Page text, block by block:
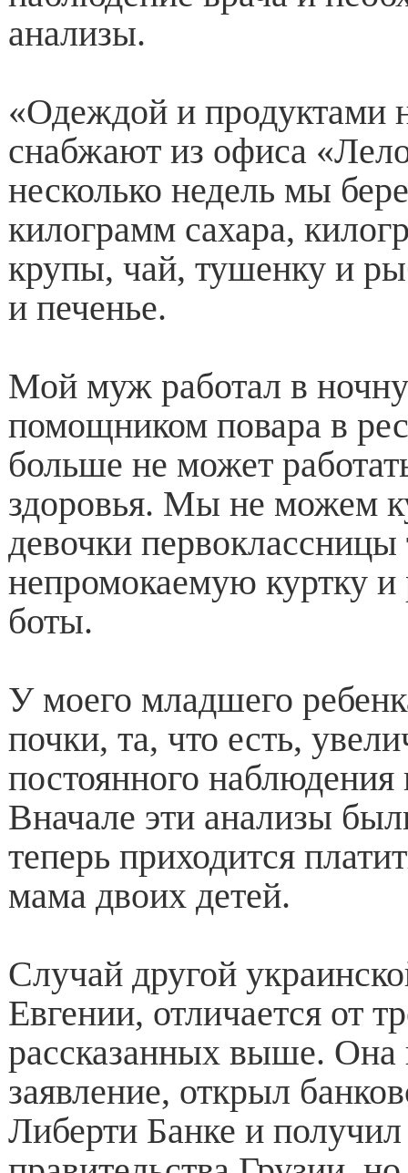
анализы.
«Одеждой и продуктами
снабжают из офиса
несколько недель мы
килограмм сахара,
крупы, чай, тушенку и
и печенье.
Мой муж работал в
помощником повара в
больше не может
здоровья. Мы не можем
девочки
непромокаемую куртку и
боты.
У моего младшего
почки, та, что есть,
постоянного наблюдения
Вначале эти анализы
теперь приходится
мама двоих детей.
Случай другой
Евгении, отличается от
рассказанных выше. Она
заявление, открыл
Либерти Банке и